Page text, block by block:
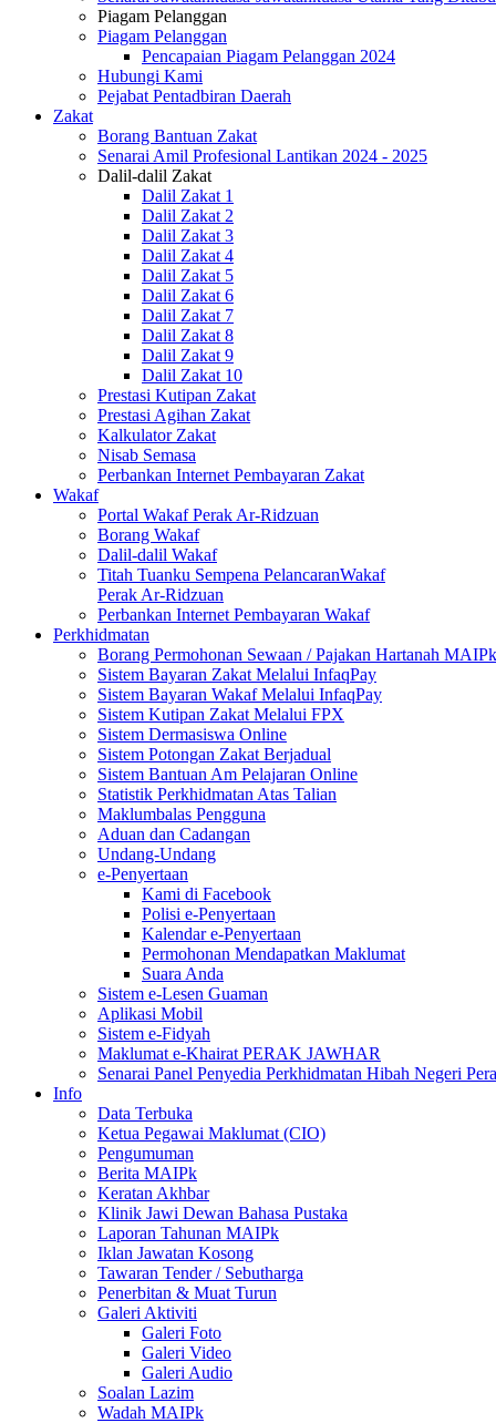
Piagam Pelanggan
Piagam Pelanggan
Pencapaian Piagam Pelanggan 2024
Hubungi Kami
Pejabat Pentadbiran Daerah
Zakat
Borang Bantuan Zakat
Senarai Amil Profesional Lantikan 2024 - 2025
Dalil-dalil Zakat
Dalil Zakat 1
Dalil Zakat 2
Dalil Zakat 3
Dalil Zakat 4
Dalil Zakat 5
Dalil Zakat 6
Dalil Zakat 7
Dalil Zakat 8
Dalil Zakat 9
Dalil Zakat 10
Prestasi Kutipan Zakat
Prestasi Agihan Zakat
Kalkulator Zakat
Nisab Semasa
Perbankan Internet Pembayaran Zakat
Wakaf
Portal Wakaf Perak Ar-Ridzuan
Borang Wakaf
Dalil-dalil Wakaf
Titah Tuanku Sempena PelancaranWakaf
Perak Ar-Ridzuan
Perbankan Internet Pembayaran Wakaf
Perkhidmatan
Borang Permohonan Sewaan / Pajakan Hartanah MAIPk
Sistem Bayaran Zakat Melalui InfaqPay
Sistem Bayaran Wakaf Melalui InfaqPay
Sistem Kutipan Zakat Melalui FPX
Sistem Dermasiswa Online
Sistem Potongan Zakat Berjadual
Sistem Bantuan Am Pelajaran Online
Statistik Perkhidmatan Atas Talian
Maklumbalas Pengguna
Aduan dan Cadangan
Undang-Undang
e-Penyertaan
Kami di Facebook
Polisi e-Penyertaan
Kalendar e-Penyertaan
Permohonan Mendapatkan Maklumat
Suara Anda
Sistem e-Lesen Guaman
Aplikasi Mobil
Sistem e-Fidyah
Maklumat e-Khairat PERAK JAWHAR
Senarai Panel Penyedia Perkhidmatan Hibah Negeri
Info
Data Terbuka
Ketua Pegawai Maklumat (CIO)
Pengumuman
Berita MAIPk
Keratan Akhbar
Klinik Jawi Dewan Bahasa Pustaka
Laporan Tahunan MAIPk
Iklan Jawatan Kosong
Tawaran Tender / Sebutharga
Penerbitan & Muat Turun
Galeri Aktiviti
Galeri Foto
Galeri Video
Galeri Audio
Soalan Lazim
Wadah MAIPk